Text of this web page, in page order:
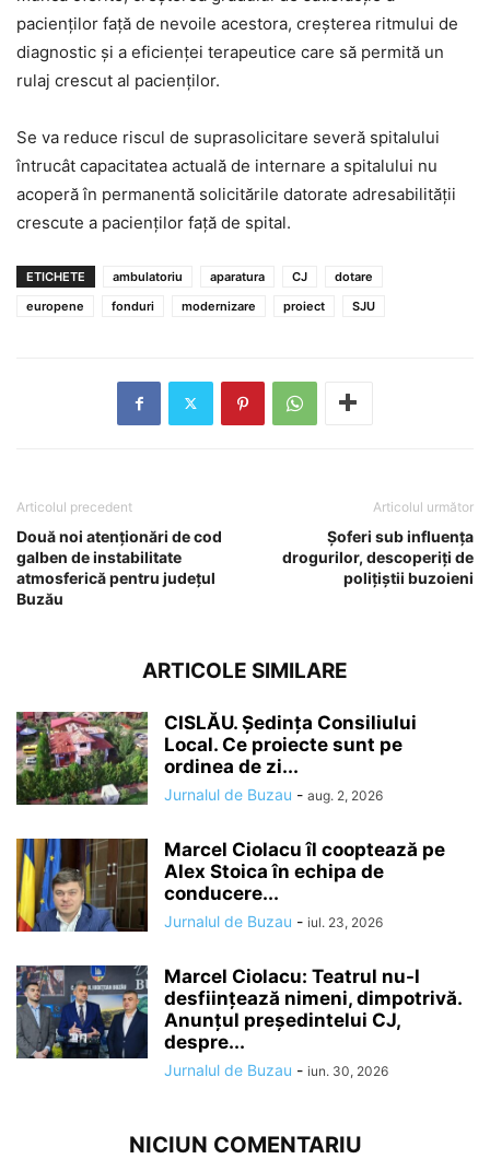
pacienților față de nevoile acestora, creșterea ritmului de
diagnostic și a eficienței terapeutice care să permită un
rulaj crescut al pacienților.
Se va reduce riscul de suprasolicitare severă spitalului
întrucât capacitatea actuală de internare a spitalului nu
acoperă în permanentă solicitările datorate adresabilității
crescute a pacienților față de spital.
ETICHETE ambulatoriu aparatura CJ
dotare
europene
fonduri modernizare proiect SJU
Articolul precedent
Două noi atenționări de cod
galben de instabilitate
atmosferică pentru județul
Buzău
Articolul următor
Șoferi sub influența
drogurilor, descoperiți de
polițiștii buzoieni
ARTICOLE SIMILARE
CISLĂU. Ședința Consiliului
Local. Ce proiecte sunt pe
ordinea de zi...
Jurnalul de Buzau - aug. 2, 2026
Marcel Ciolacu îl cooptează pe
Alex Stoica în echipa de
conducere...
Jurnalul de Buzau - iul. 23, 2026
Marcel Ciolacu: Teatrul nu-l
desființează nimeni, dimpotrivă.
Anunțul președintelui CJ,
despre...
Jurnalul de Buzau - iun. 30, 2026
NICIUN COMENTARIU